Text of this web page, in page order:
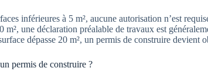
inférieures à 5 m², aucune autorisation n’est
m², une déclaration préalable de travaux est
dépasse 20 m², un permis de construire devient
permis de construire ?